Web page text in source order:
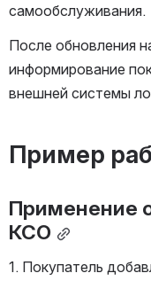
самообслуживания.
После обновления
информирование
внешней системы
Пример
Применение
КСО
1. Покупатель